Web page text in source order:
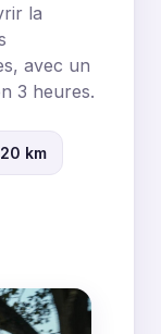
la
avec un
3 heures.
km